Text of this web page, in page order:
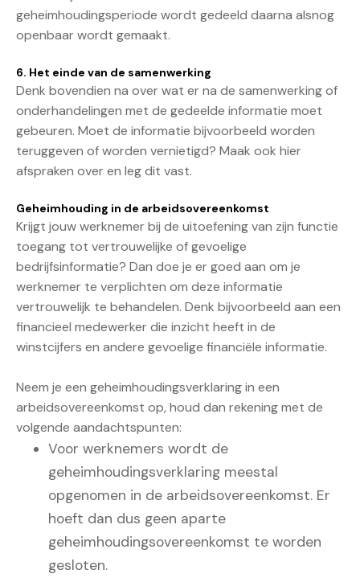
geheimhoudingsperiode wordt gedeeld daarna alsnog
openbaar wordt gemaakt.
6. Het einde van de samenwerking
Denk bovendien na over wat er na de samenwerking of
onderhandelingen met de gedeelde informatie moet
gebeuren. Moet de informatie bijvoorbeeld worden
teruggeven of worden vernietigd? Maak ook hier
afspraken over en leg dit vast.
Geheimhouding in de arbeidsovereenkomst
Krijgt jouw werknemer bij de uitoefening van zijn functie
toegang tot vertrouwelijke of gevoelige
bedrijfsinformatie? Dan doe je er goed aan om je
werknemer te verplichten om deze informatie
vertrouwelijk te behandelen. Denk bijvoorbeeld aan een
financieel medewerker die inzicht heeft in de
winstcijfers en andere gevoelige financiële informatie.
Neem je een geheimhoudingsverklaring in een
arbeidsovereenkomst op, houd dan rekening met de
volgende aandachtspunten:
Voor werknemers wordt de
geheimhoudingsverklaring meestal
opgenomen in de arbeidsovereenkomst. Er
hoeft dan dus geen aparte
geheimhoudingsovereenkomst te worden
gesloten.